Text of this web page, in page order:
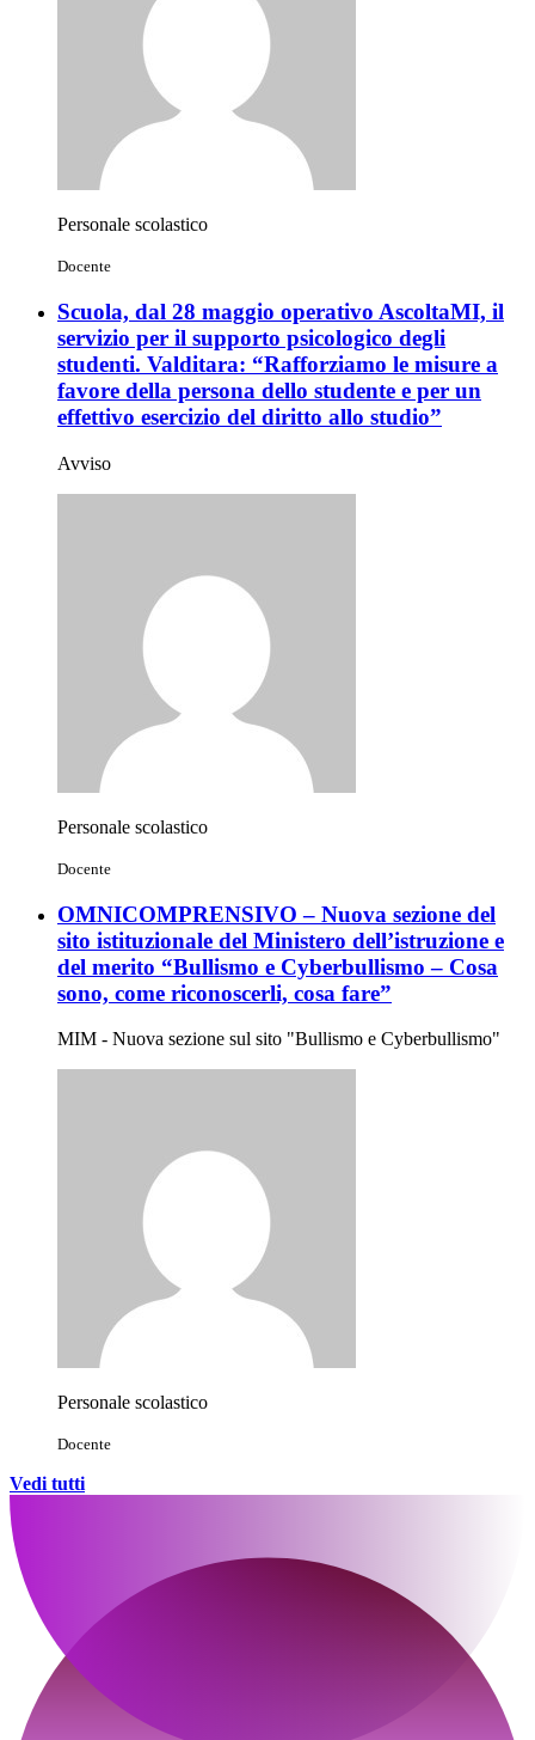
Personale scolastico
Docente
Scuola, dal 28 maggio operativo AscoltaMI, il
servizio per il supporto psicologico degli
studenti. Valditara: “Rafforziamo le misure a
favore della persona dello studente e per un
effettivo esercizio del diritto allo studio”
Avviso
Personale scolastico
Docente
OMNICOMPRENSIVO – Nuova sezione del
sito istituzionale del Ministero dell’istruzione e
del merito “Bullismo e Cyberbullismo – Cosa
sono, come riconoscerli, cosa fare”
MIM - Nuova sezione sul sito "Bullismo e Cyberbullismo"
Personale scolastico
Docente
Vedi tutti